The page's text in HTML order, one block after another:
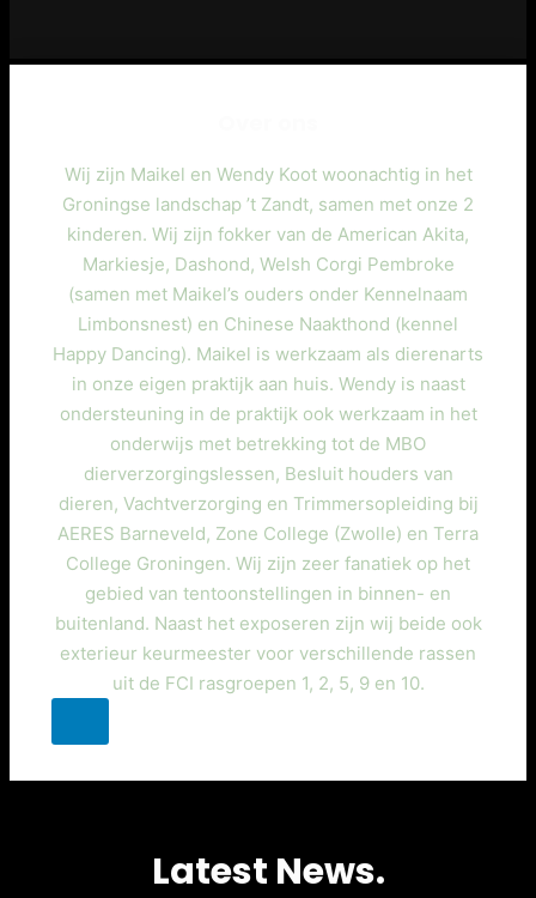
Wij zijn Maikel en Wendy Koot woonachtig in het
Groningse landschap ’t Zandt, samen met onze 2
kinderen. Wij zijn fokker van de American Akita,
Markiesje, Dashond, Welsh Corgi Pembroke
(samen met Maikel’s ouders onder Kennelnaam
Limbonsnest) en Chinese Naakthond (kennel
Happy Dancing). Maikel is werkzaam als dierenarts
in onze eigen praktijk aan huis. Wendy is naast
ondersteuning in de praktijk ook werkzaam in het
onderwijs met betrekking tot de MBO
dierverzorgingslessen, Besluit houders van
dieren, Vachtverzorging en Trimmersopleiding bij
AERES Barneveld, Zone College (Zwolle) en Terra
College Groningen. Wij zijn zeer fanatiek op het
gebied van tentoonstellingen in binnen- en
buitenland. Naast het exposeren zijn wij beide ook
exterieur keurmeester voor verschillende rassen
uit de FCI rasgroepen 1, 2, 5, 9 en 10.
Latest News.